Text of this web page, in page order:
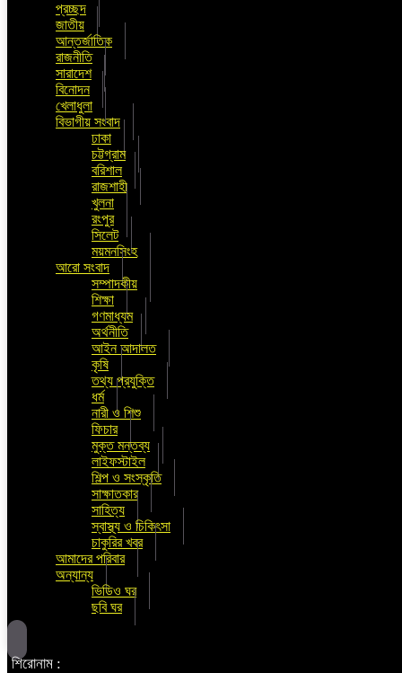
প্রচ্ছদ
জাতীয়
আন্তর্জাতিক
রাজনীতি
সারাদেশ
বিনোদন
খেলাধুলা
বিভাগীয় সংবাদ
ঢাকা
চট্টগ্রাম
বরিশাল
রাজশাহী
খুলনা
রংপুর
সিলেট
ময়মনসিংহ
আরো সংবাদ
সম্পাদকীয়
শিক্ষা
গণমাধ্যম
অর্থনীতি
আইন আদালত
কৃষি
তথ্য প্রযুক্তি
ধর্ম
নারী ও শিশু
ফিচার
মুক্ত মন্তব্য
লাইফস্টাইল
শিল্প ও সংস্কৃতি
সাক্ষাতকার
সাহিত্য
স্বাস্থ্য ও চিকিৎসা
চাকুরির খবর
আমাদের পরিবার
অন্যান্য
ভিডিও ঘর
ছবি ঘর
শিরোনাম :